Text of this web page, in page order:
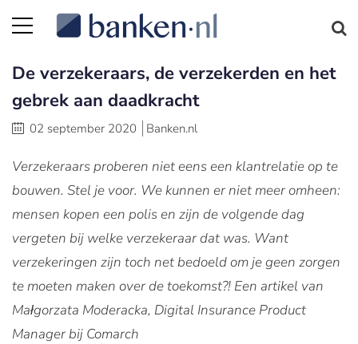
De verzekeraars, de verzekerden en het
gebrek aan daadkracht
02 september 2020 Banken.nl
Verzekeraars proberen niet eens een klantrelatie op te
bouwen. Stel je voor. We kunnen er niet meer omheen:
mensen kopen een polis en zijn de volgende dag
vergeten bij welke verzekeraar dat was. Want
verzekeringen zijn toch net bedoeld om je geen zorgen
te moeten maken over de toekomst?! Een artikel van
Małgorzata Moderacka, Digital Insurance Product
Manager bij Comarch